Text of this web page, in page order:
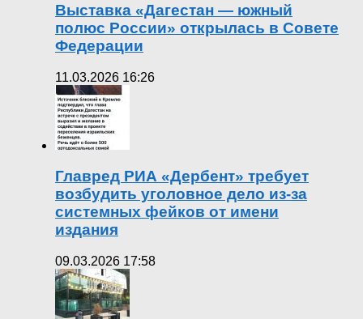
Выставка «Дагестан — южный
полюс России» открылась в Совете
Федерации
11.03.2026 16:26
Главред РИА «Дербент» требует
возбудить уголовное дело из-за
системных фейков от имени
издания
09.03.2026 17:58